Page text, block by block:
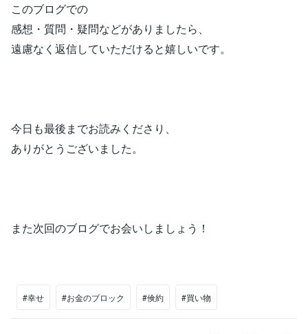
このブログでの
感想・質問・疑問などがありましたら、
遠慮なく返信していただけると嬉しいです。
今日も最後までお読みくださり、
ありがとうございました。
また次回のブログでお会いしましょう！
#幸せ #お金のブロック #倹約 #買い物